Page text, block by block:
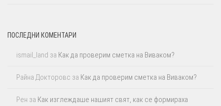
ПОСЛЕДНИ КОМЕНТАРИ
ismail_land за Как да проверим сметка на Виваком?
Райна Докторовс за Как да проверим сметка на Виваком?
Рен за Как изглеждаше нашият свят, как се формираха